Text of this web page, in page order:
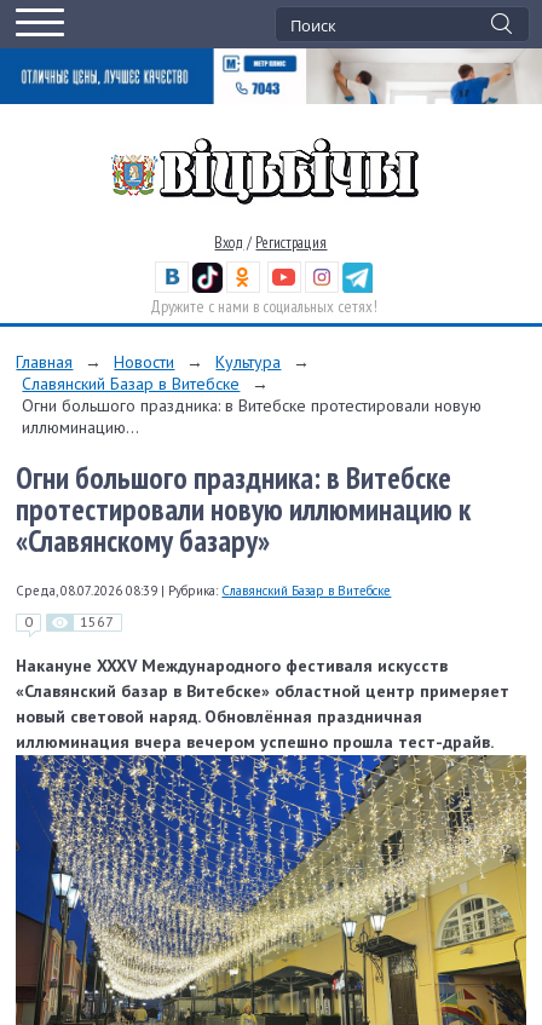
Вход / Регистрация
Дружите с нами в социальных сетях!
Главная → Новости → Культура
→
Славянский Базар в Витебске
→
Огни большого праздника: в Витебске протестировали новую
иллюминацию...
Огни большого праздника: в Витебске
протестировали новую иллюминацию к
«Славянскому базару»
Среда, 08.07.2026 08:39 | Рубрика: Славянский Базар в Витебске
0 1567
Накануне XXXV Международного фестиваля искусств
«Славянский базар в Витебске» областной центр примеряет
новый световой наряд. Обновлённая праздничная
иллюминация вчера вечером успешно прошла тест-драйв.